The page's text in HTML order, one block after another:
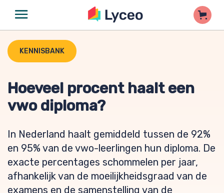
KENNISBANK
Hoeveel procent haalt een
vwo diploma?
In Nederland haalt gemiddeld tussen de 92%
en 95% van de vwo-leerlingen hun diploma. De
exacte percentages schommelen per jaar,
afhankelijk van de moeilijkheidsgraad van de
examens en de samenstelling van de